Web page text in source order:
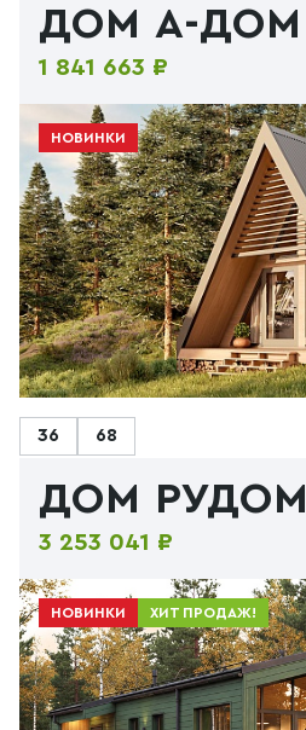
ДОМ А-ДОМ
1 841 663 ₽
НОВИНКИ
36 68
ДОМ РУДОМ
3 253 041 ₽
НОВИНКИ ХИТ ПРОДАЖ!